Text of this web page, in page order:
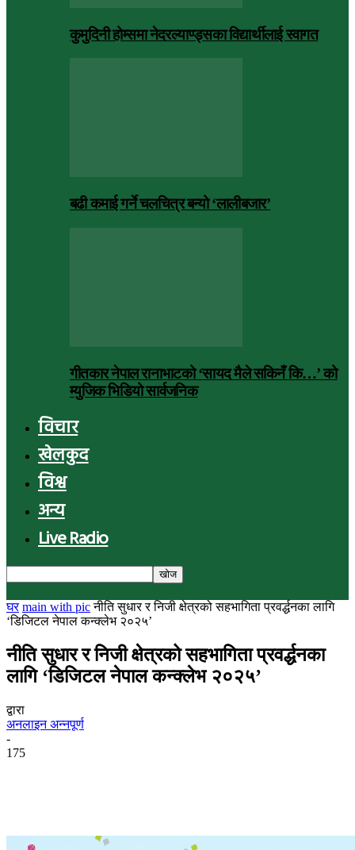
कुमुदिनी होम्समा नेदरल्याण्ड्सका विद्यार्थीलाई स्वागत
बढी कमाई गर्ने चलचित्र बन्यो ‘लालीबजार’
गीतकार नेपाल रानाभाटको ‘सायद मैले सकिनँ कि…’ को
म्युजिक भिडियो सार्वजनिक
विचार
खेलकुद
विश्व
अन्य
Live Radio
घर main with pic नीति सुधार र निजी क्षेत्रको सहभागिता प्रवर्द्धनका लागि
‘डिजिटल नेपाल कन्क्लेभ २०२५’
नीति सुधार र निजी क्षेत्रको सहभागिता प्रवर्द्धनका
लागि ‘डिजिटल नेपाल कन्क्लेभ २०२५’
द्वारा
अनलाइन अन्नपूर्ण
-
175